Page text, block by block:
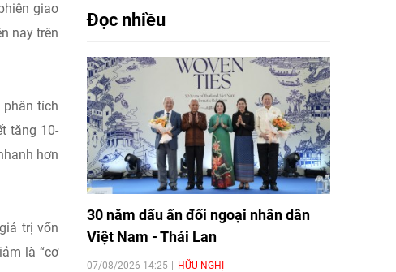
giao
nay trên
tích
tăng 10-
hơn
trị vốn
là “cơ
Đọc nhiều
30 năm dấu ấn đối ngoại nhân dân
Việt Nam - Thái Lan
07/08/2026 14:25 HỮU NGHỊ